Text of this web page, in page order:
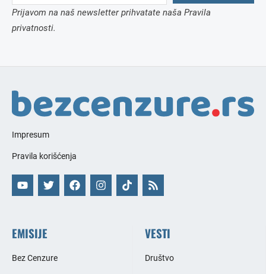
Prijavom na naš newsletter prihvatate naša Pravila
privatnosti.
Impresum
Pravila korišćenja
EMISIJE
Bez Cenzure
VESTI
Društvo